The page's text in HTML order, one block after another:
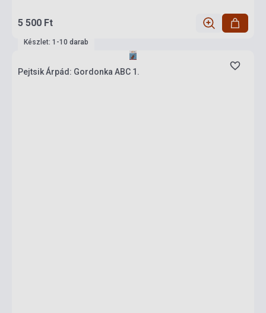
5 500 Ft
Készlet: 1-10 darab
Pejtsik Árpád: Gordonka ABC 1.